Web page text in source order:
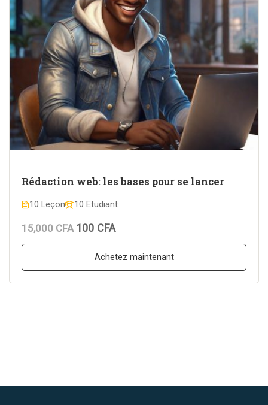
Rédaction web: les bases pour se lancer
10 Leçon 10 Etudiant
15,000 CFA 100 CFA
Achetez maintenant